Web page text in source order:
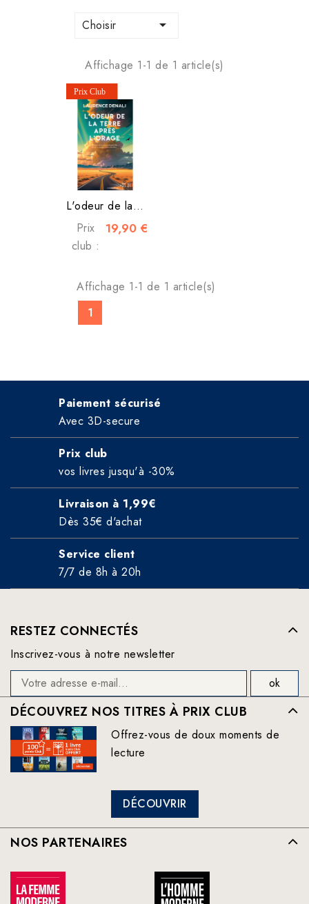
Choisir 
Affichage 1-1 de 1 article(s)
L'odeur de la terre après l'orage
Prix
club :
19,90 €
Affichage 1-1 de 1 article(s)
1
Paiement sécurisé
Avec 3D-secure
Prix club
vos livres jusqu'à -30%
Livraison à 1,99€
Dès 35€ d'achat
Service client
7/7 de 8h à 20h
RESTEZ CONNECTÉS
Inscrivez-vous à notre newsletter
DÉCOUVREZ NOS TITRES À PRIX CLUB
Offrez-vous de doux moments de
lecture
DÉCOUVRIR
NOS PARTENAIRES